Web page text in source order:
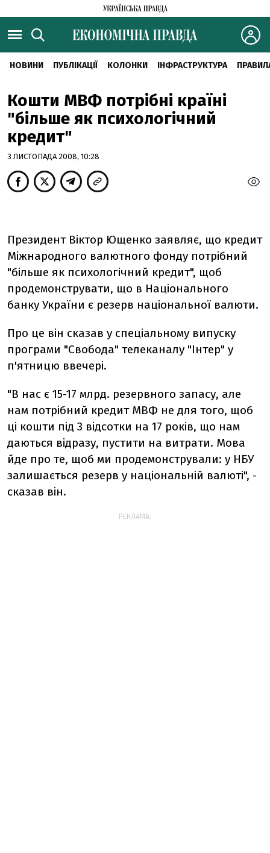
НОВИНИ ПУБЛІКАЦІЇ КОЛОНКИ ІНФРАСТРУКТУРА
Кошти МВФ потрібні країні
"більше як психологічний
кредит"
3 ЛИСТОПАДА 2008, 10:28
Президент Віктор Ющенко заявляє, що кредит
Міжнародного валютного фонду потрібний
"більше як психологічний кредит", щоб
продемонструвати, що в Національного
банку України є резерв національної валюти.
Про це він сказав у спеціальному випуску
програми "Свобода" телеканалу "Інтер" у
п'ятницю ввечері.
"В нас є 15-17 млрд. резервного запасу, але
нам потрібний кредит МВФ не для того, щоб
ці кошти під 3 відсотки на 17 років, що нам
даються відразу, пустити на витрати. Мова
йде про те, щоб ми продемонстрували: у НБУ
залишається резерв у національній валюті", -
сказав він.
РЕКЛАМА: